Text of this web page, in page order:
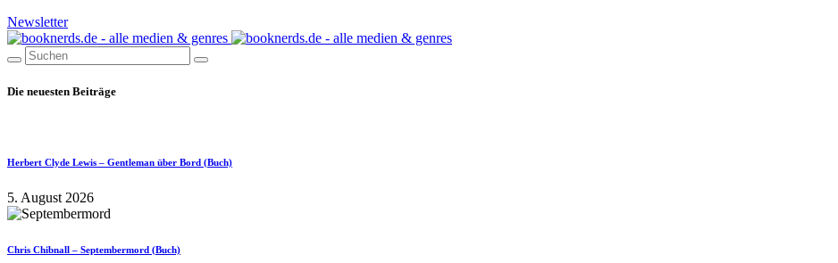
Newsletter
Die neuesten Beiträge
Herbert Clyde Lewis – Gentleman über Bord (Buch)
5. August 2026
Chris Chibnall – Septembermord (Buch)